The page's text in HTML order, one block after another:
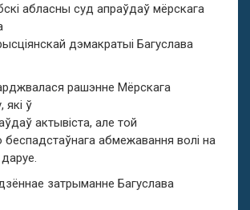
абласны суд апраўдаў мёрскага
дэмакратыі Багуслава
рашэнне Мёрскага
які ў
актывіста, але той
абмежавання волі на
затрыманне Багуслава